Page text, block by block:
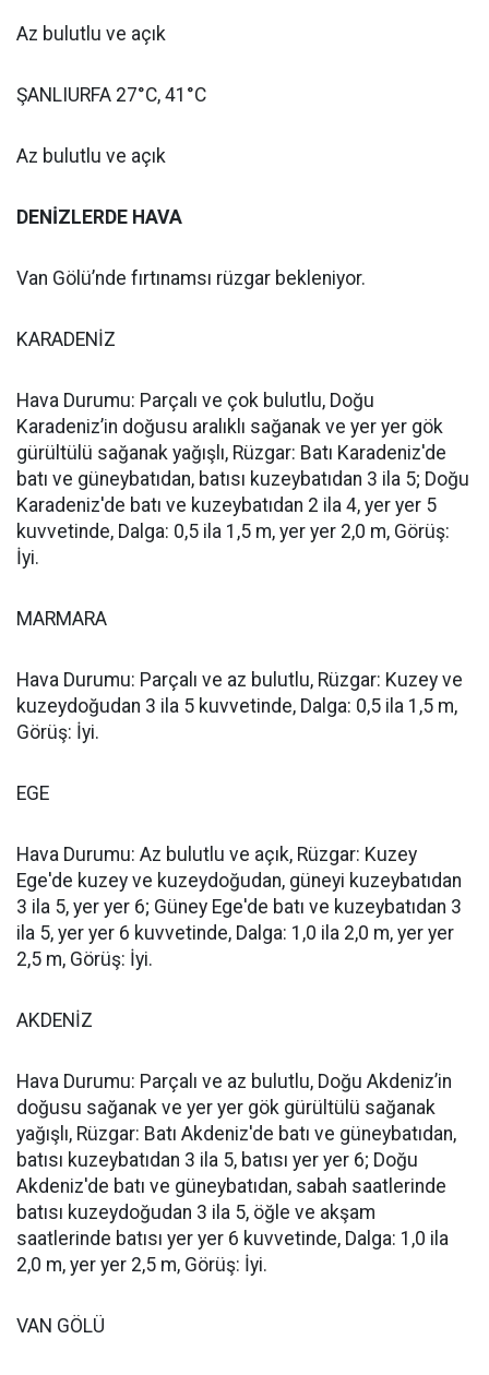
Az bulutlu ve açık
ŞANLIURFA 27°C, 41°C
Az bulutlu ve açık
DENİZLERDE HAVA
Van Gölü’nde fırtınamsı rüzgar bekleniyor.
KARADENİZ
Hava Durumu: Parçalı ve çok bulutlu, Doğu
Karadeniz’in doğusu aralıklı sağanak ve yer yer gök
gürültülü sağanak yağışlı, Rüzgar: Batı Karadeniz'de
batı ve güneybatıdan, batısı kuzeybatıdan 3 ila 5; Doğu
Karadeniz'de batı ve kuzeybatıdan 2 ila 4, yer yer 5
kuvvetinde, Dalga: 0,5 ila 1,5 m, yer yer 2,0 m, Görüş:
İyi.
MARMARA
Hava Durumu: Parçalı ve az bulutlu, Rüzgar: Kuzey ve
kuzeydoğudan 3 ila 5 kuvvetinde, Dalga: 0,5 ila 1,5 m,
Görüş: İyi.
EGE
Hava Durumu: Az bulutlu ve açık, Rüzgar: Kuzey
Ege'de kuzey ve kuzeydoğudan, güneyi kuzeybatıdan
3 ila 5, yer yer 6; Güney Ege'de batı ve kuzeybatıdan 3
ila 5, yer yer 6 kuvvetinde, Dalga: 1,0 ila 2,0 m, yer yer
2,5 m, Görüş: İyi.
AKDENİZ
Hava Durumu: Parçalı ve az bulutlu, Doğu Akdeniz’in
doğusu sağanak ve yer yer gök gürültülü sağanak
yağışlı, Rüzgar: Batı Akdeniz'de batı ve güneybatıdan,
batısı kuzeybatıdan 3 ila 5, batısı yer yer 6; Doğu
Akdeniz'de batı ve güneybatıdan, sabah saatlerinde
batısı kuzeydoğudan 3 ila 5, öğle ve akşam
saatlerinde batısı yer yer 6 kuvvetinde, Dalga: 1,0 ila
2,0 m, yer yer 2,5 m, Görüş: İyi.
VAN GÖLÜ